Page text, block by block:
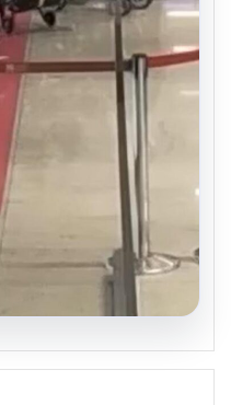
▲ +0.43%
▲ +0.48%
Transferinde Görkemli
Etti
Havalimanı
çarptı: O futbolcu
Mekanları
– 04 Ağustos 2026